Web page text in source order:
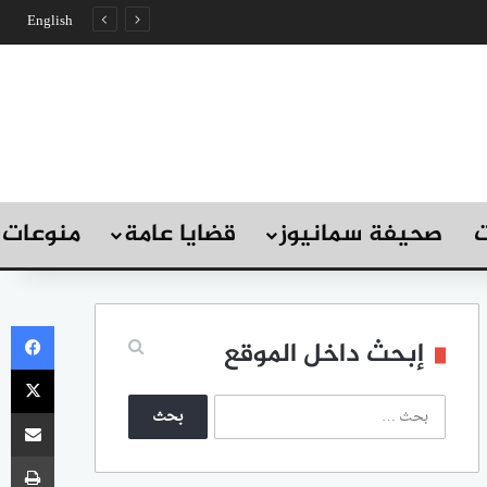
English
صحيفة سمانيوز قضايا عامة منوعات
إبحث داخل الموقع
ح